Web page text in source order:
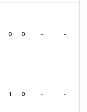
0 0 - -
1 0 - -